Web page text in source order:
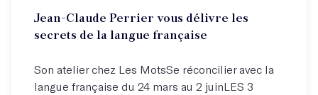
Jean-Claude Perrier vous délivre les
secrets de la langue française
Son atelier chez Les MotsSe réconcilier avec la
langue française du 24 mars au 2 juinLES 3